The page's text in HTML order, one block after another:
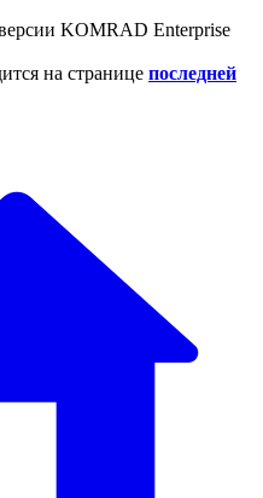
KOMRAD Enterprise
на странице последней